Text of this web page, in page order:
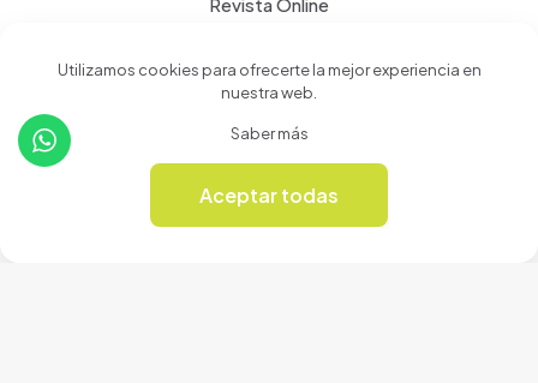
© 2024 Cerámicas Casa del Arte | Todos los derechos
reservados
Utilizamos cookies para ofrecerte la mejor experiencia en
nuestra web.
Saber más
Aceptar todas